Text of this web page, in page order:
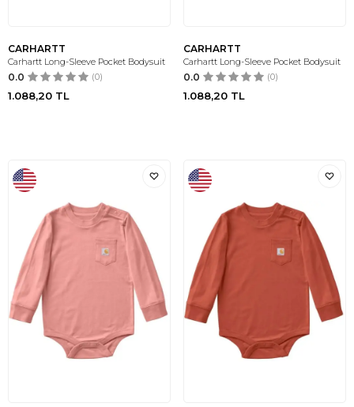
CARHARTT
Carhartt Long-Sleeve Pocket Bodysuit
0.0 (0)
1.088,20 TL
CARHARTT
Carhartt Long-Sleeve Pocket Bodysuit
0.0 (0)
1.088,20 TL